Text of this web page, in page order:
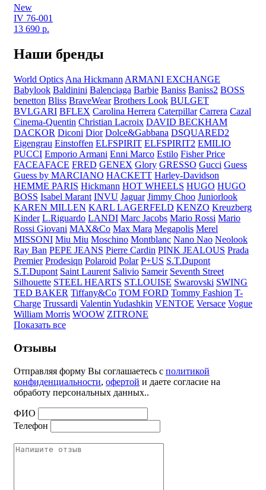
New
IV 76-001
13 690 р.
Наши бренды
World Optics Ana Hickmann ARMANI EXCHANGE
Babylook Baldinini Balenciaga Barbie Baniss Baniss2 BOSS
benetton Bliss BraveWear Brothers Look BULGET
BVLGARI BFLEX Carolina Herrera Caterpillar Carrera Cazal
Cinema-Quentin Christian Lacroix DAVID BECKHAM
DACKOR Diconi Dior Dolce&Gabbana DSQUARED2
Eigengrau Einstoffen ELFSPIRIT ELFSPIRIT2 EMILIO
PUCCI Emporio Armani Enni Marco Estilo Fisher Price
FACEAFACE FRED GENEX Glory GRESSO Gucci Guess
Guess by MARCIANO HACKETT Harley-Davidson
HEMME PARIS Hickmann HOT WHEELS HUGO HUGO
BOSS Isabel Marant INVU Jaguar Jimmy Choo Juniorlook
KAREN MILLEN KARL LAGERFELD KENZO Kreuzberg
Kinder L.Riguardo LANDI Marc Jacobs Mario Rossi Mario
Rossi Giovani MAX&Co Max Mara Megapolis Merel
MISSONI Miu Miu Moschino Montblanc Nano Nao Neolook
Ray Ban PEPE JEANS Pierre Cardin PINK JEALOUS Prada
Premier Prodesiqn Polaroid Polar P+US S.T.Dupont
S.T.Dupont Saint Laurent Salivio Sameir Seventh Street
Silhouette STEEL HEARTS ST.LOUISE Swarovski SWING
TED BAKER Tiffany&Co TOM FORD Tommy Fashion T-
Charge Trussardi Valentin Yudashkin VENTOE Versace Vogue
William Morris WOOW ZITRONE
Показать все
Отзывы
Отправляя форму Вы соглашаетесь с политикой
конфиденциальности, офертой и даете согласие на
обработу персональных данных..
ФИО
Телефон